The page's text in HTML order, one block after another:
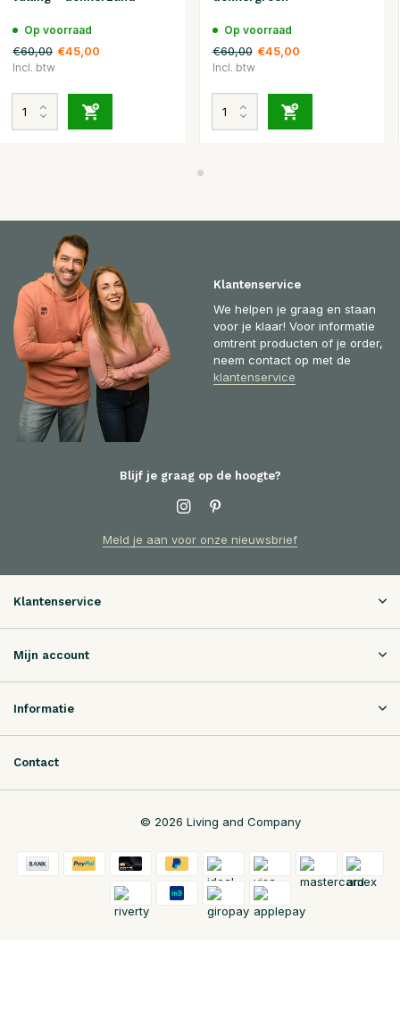
Op voorraad
€60,00 €45,00
Incl. btw
Op voorraad
€60,00 €45,00
Incl. btw
Klantenservice
We helpen je graag en staan
voor je klaar! Voor informatie
omtrent producten of je order,
neem contact op met de
klantenservice
Blijf je graag op de hoogte?
Meld je aan voor onze nieuwsbrief
Klantenservice
Mijn account
Informatie
Contact
© 2026 Living and Company